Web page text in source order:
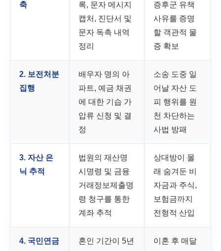
축
록, 문자 메시지
캡처, 진단서 및
문자 독촉 내역
정리
증후군 유책
사유를 증명
할 객관적 물
증 확보
2. 보전처분
집행
배우자 명의 아
파트, 예금 채권
에 대한 기습 가
압류 신청 및 결
정
소송 도중 일
어날 자산 도
피 행위를 원
천 차단하는
사법 방패
3. 자산 은
닉 추적
법원의 재산명
시명령 및 금융
거래정보제출명
령 청구를 통한
계좌 추적
상대방이 몰
래 숨겨둔 비
자금과 주식,
보험금까지
전형적 산입
4. 국민연금
혼인 기간이 5년
이혼 후 매달